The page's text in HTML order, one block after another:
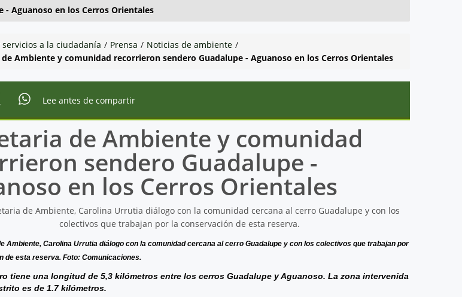
Aguanoso en los Cerros Orientales
a la ciudadanía / Prensa / Noticias de ambiente /
de Ambiente y comunidad recorrieron sendero Guadalupe - Aguanoso en los Cerros Orientales
Lee antes de compartir
de Ambiente y comunidad
sendero Guadalupe -
en los Cerros Orientales
Ambiente, Carolina Urrutia diálogo con la comunidad cercana al cerro Guadalupe y con los colectivos que trabajan por
de esta reserva. Foto: Comunicaciones.
tiene una longitud de 5,3 kilómetros entre los cerros Guadalupe y Aguanoso. La zona intervenida
es de 1.7 kilómetros.